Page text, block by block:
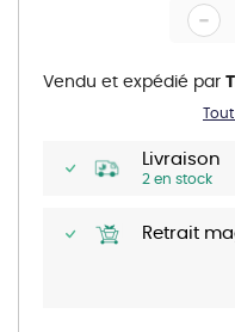
gallery
Livraison
2 en stock
Retrait
-
Vendu et expédié par